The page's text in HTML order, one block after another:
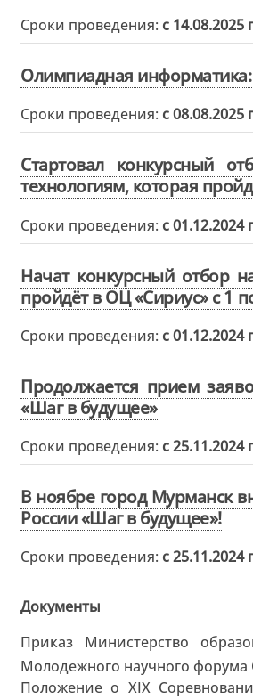
Сроки проведения: с 14.08.2025
Олимпиадная
Сроки проведения: с 08.08.2025
Стартовал конкурсный
технологиям, которая
Сроки проведения: с 01.12.2024
Начат конкурсный отбор
пройдёт в ОЦ «Сириус» с 1
Сроки проведения: с 01.12.2024
Продолжается прием
«Шаг в будущее»
Сроки проведения: с 25.11.2024
В ноябре город Мурманск
России «Шаг в будущее»!
Сроки проведения: с 25.11.2024
Документы
Приказ Министерство
Молодежного научного форума
Положение о XIX